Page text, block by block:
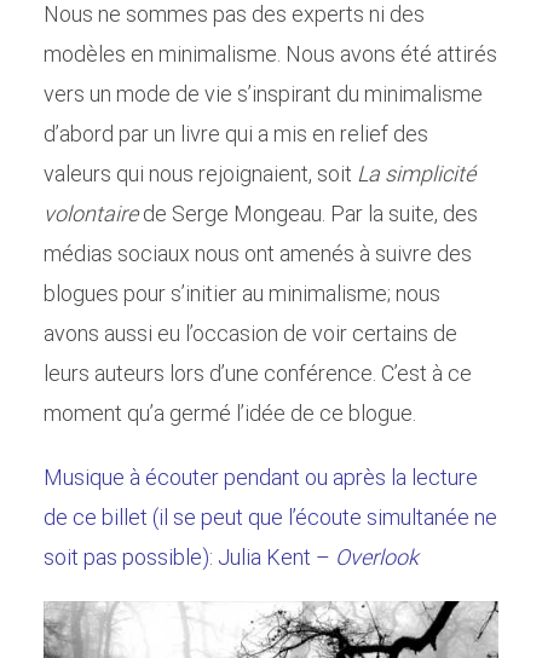
Nous ne sommes pas des experts ni des
modèles en minimalisme. Nous avons été attirés
vers un mode de vie s’inspirant du minimalisme
d’abord par un livre qui a mis en relief des
valeurs qui nous rejoignaient, soit La simplicité
volontairede Serge Mongeau. Par la suite, des
médias sociaux nous ont amenés à suivre des
blogues pour s’initier au minimalisme; nous
avons aussi eu l’occasion de voir certains de
leurs auteurs lors d’une conférence. C’est à ce
moment qu’a germé l’idée de ce blogue.
Musique à écouter pendant ou après la lecture
de ce billet (il se peut que l’écoute simultanée ne
soit pas possible): Julia Kent – Overlook